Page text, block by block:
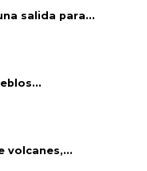
salida para...
volcanes,...